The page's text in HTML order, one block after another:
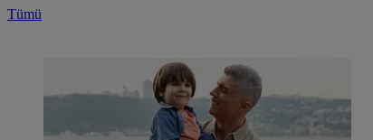
Tümü